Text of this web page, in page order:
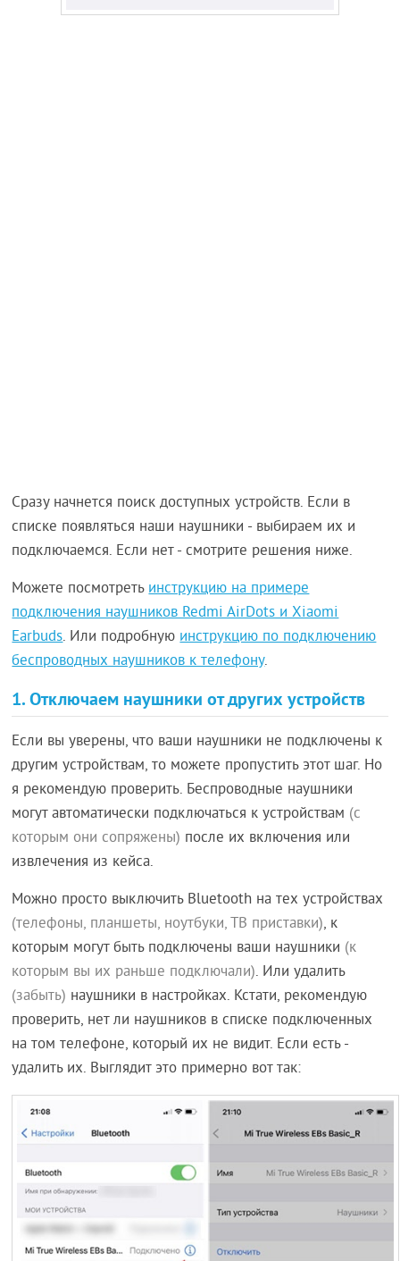
Сразу начнется поиск доступных устройств. Если в
списке появляться наши наушники - выбираем их и
подключаемся. Если нет - смотрите решения ниже.
Можете посмотретьинструкцию на примере
подключения наушников Redmi AirDots и Xiaomi
Earbuds. Или подробнуюинструкцию по подключению
беспроводных наушников к телефону.
1. Отключаем наушники от других устройств
Если вы уверены, что ваши наушники не подключены к
другим устройствам, то можете пропустить этот шаг. Но
я рекомендую проверить. Беспроводные наушники
могут автоматически подключаться к устройствам (с
которым они сопряжены) после их включения или
извлечения из кейса.
Можно просто выключить Bluetooth на тех устройствах
(телефоны, планшеты, ноутбуки, ТВ приставки), к
которым могут быть подключены ваши наушники (к
которым вы их раньше подключали). Или удалить
(забыть) наушники в настройках. Кстати, рекомендую
проверить, нет ли наушников в списке подключенных
на том телефоне, который их не видит. Если есть -
удалить их. Выглядит это примерно вот так: